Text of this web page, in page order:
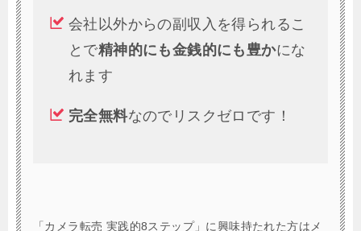
会社以外からの副収入を得られるこ
とで精神的にも金銭的にも豊かにな
れます
完全無料なのでリスクゼロです！
「カメラ転売 実践的8ステップ」に興味持たれた方はメ